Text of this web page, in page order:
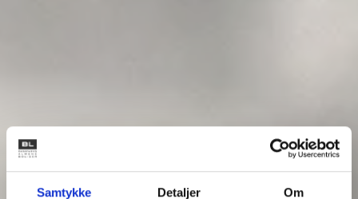
Samtykke Detaljer Om